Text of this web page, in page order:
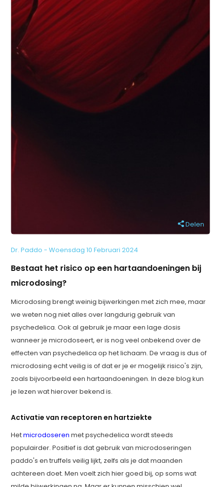
Delen
Dr. Paddo - Woensdag 10 Februari 2024
Bestaat het risico op een hartaandoeningen bij
microdosing?
Microdosing brengt weinig bijwerkingen met zich mee, maar
we weten nog niet alles over langdurig gebruik van
psychedelica. Ook al gebruik je maar een lage dosis
wanneer je microdoseert, er is nog veel onbekend over de
effecten van psychedelica op het lichaam. De vraag is dus of
microdosing echt veilig is of dat er je er mogelijk risico's zijn,
zoals bijvoorbeeld een hartaandoeningen. In deze blog kun
je lezen wat hierover bekend is.
Activatie van receptoren en hartziekte
Hetmicrodoseren met psychedelica wordt steeds
populairder. Positief is dat gebruik van microdoseringen
paddo's en truffels veilig lijkt, zelfs als je dat maanden
achtereen doet. Men voelt zich hier goed bij, op soms wat